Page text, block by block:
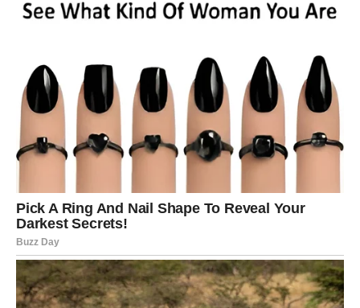
ŠKORPIJA
Petak donosi duboke uvide. Vaša intuicija je jaka, a
emocije intenzivne, ali kontrolisane. Danas možete doneti
odluku koja menja tok jedne priče. Na poslu ili u
privatnom životu dolazi jasnoća – znate šta želite, a šta
ne.
Ili se odnos produbljuje, ili se završava ono što više nema
smisla. Kako god, izlazite jači. Petak vam donosi
oslobađanje od emotivnog tereta.
STRELAC